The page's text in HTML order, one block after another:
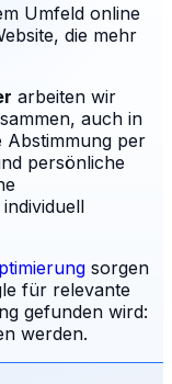
Umfeld online
die mehr
arbeiten wir
auch in
Abstimmung per
persönliche
sorgen
für relevante
gefunden wird:
werden.